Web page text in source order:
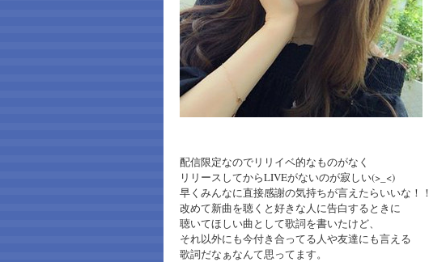
配信限定なのでリリイベ的なものがなく
リリースしてからLIVEがないのが寂しい(>_<)
早くみんなに直接感謝の気持ちが言えたらいいな！！
改めて新曲を聴くと好きな人に告白するときに
聴いてほしい曲として歌詞を書いたけど、
それ以外にも今付き合ってる人や友達にも言える
歌詞だなぁなんて思ってます。